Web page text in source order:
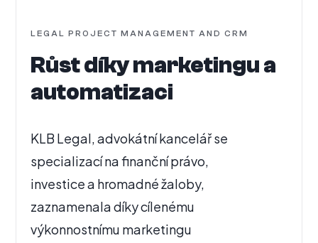
LEGAL PROJECT MANAGEMENT AND CRM
Růst díky marketingu a
automatizaci
KLB Legal, advokátní kancelář se
specializací na finanční právo,
investice a hromadné žaloby,
zaznamenala díky cílenému
výkonnostnímu marketingu